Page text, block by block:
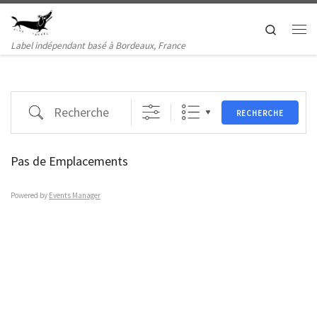
Passer au contenu
Label indépendant basé à Bordeaux, France
Search
Recherche RECHERCHE
Pas de Emplacements
Powered by Events Manager